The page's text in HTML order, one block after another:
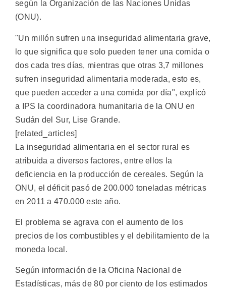
según la Organización de las Naciones Unidas
(ONU).
"Un millón sufren una inseguridad alimentaria grave,
lo que significa que solo pueden tener una comida o
dos cada tres días, mientras que otras 3,7 millones
sufren inseguridad alimentaria moderada, esto es,
que pueden acceder a una comida por día", explicó
a IPS la coordinadora humanitaria de la ONU en
Sudán del Sur, Lise Grande.
[related_articles]
La inseguridad alimentaria en el sector rural es
atribuida a diversos factores, entre ellos la
deficiencia en la producción de cereales. Según la
ONU, el déficit pasó de 200.000 toneladas métricas
en 2011 a 470.000 este año.
El problema se agrava con el aumento de los
precios de los combustibles y el debilitamiento de la
moneda local.
Según información de la Oficina Nacional de
Estadísticas, más de 80 por ciento de los estimados